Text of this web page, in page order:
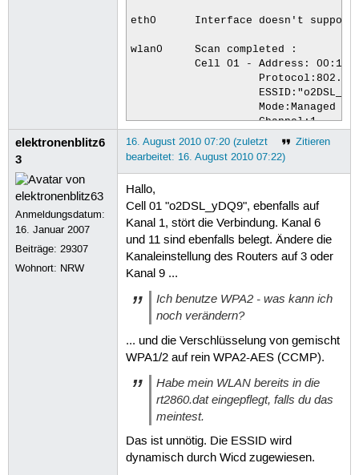
eth0      Interface doesn't support
wlan0     Scan completed :
Cell 01 - Address:
                    Mode:Managed
                    Channel:1
Quality:100/
Encryption
Bit Rates:11
                    ESSID:"FREETZ!"
                    Mode:Managed
                    Channel:1
Quality:60/100
Encryption
Bit Rates:18
IE: WPA Version
Group
Pairwise
IE: IEEE
Group
Pairwise
Cell 03 - Address:
ESSID:"WLAN-
                    Mode:Managed
                    Channel:6
elektronenblitz6
3
Anmeldungsdatum:
16. Januar 2007
Beiträge:29307
Wohnort: NRW
Zitieren
16. August 2010 07:20 (zuletzt
bearbeitet: 16. August 2010 07:22)
Hallo,
Cell 01 "o2DSL_yDQ9", ebenfalls auf
Kanal 1, stört die Verbindung. Kanal 6
und 11 sind ebenfalls belegt. Ändere die
Kanaleinstellung des Routers auf 3 oder
Kanal 9 ...
Ich benutze WPA2 - was kann ich
noch verändern?
... und die Verschlüsselung von gemischt
WPA1/2 auf rein WPA2-AES (CCMP).
Habe mein WLAN bereits in die
rt2860.dat eingepflegt, falls du das
meintest.
Das ist unnötig. Die ESSID wird
dynamisch durch Wicd zugewiesen.